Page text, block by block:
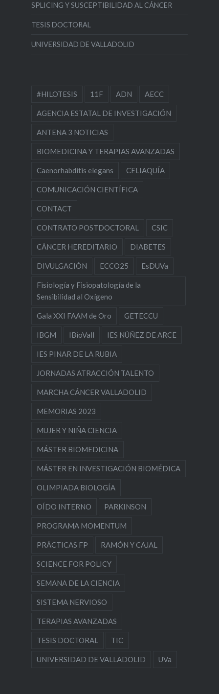
SPLICING Y SUSCEPTIBILIDAD AL CÁNCER
TESIS DOCTORAL
UNIVERSIDAD DE VALLADOLID
#HILOTESIS 11F ADN AECC
AGENCIA ESTATAL DE INVESTIGACIÓN
ANTENA 3 NOTICIAS
BIOMEDICINA Y TERAPIAS AVANZADAS
Caenorhabditis elegans CELIAQUÍA
COMUNICACIÓN CIENTÍFICA
CONTACT
CONTRATO POSTDOCTORAL CSIC
CÁNCER HEREDITARIO DIABETES
DIVULGACIÓN ECCO25 EsDUVa
Fisiología y Fisiopatología de la
Sensibilidad al Oxígeno
Gala XXI FAAM de Oro GETECCU
IBGM IBioVall IES NÚÑEZ DE ARCE
IES PINAR DE LA RUBIA
JORNADAS ATRACCIÓN TALENTO
MARCHA CÁNCER VALLADOLID
MEMORIAS 2023
MUJER Y NIÑA CIENCIA
MÁSTER BIOMEDICINA
MÁSTER EN INVESTIGACIÓN BIOMÉDICA
OLIMPIADA BIOLOGÍA
OÍDO INTERNO PARKINSON
PROGRAMA MOMENTUM
PRÁCTICAS FP RAMÓN Y CAJAL
SCIENCE FOR POLICY
SEMANA DE LA CIENCIA
SISTEMA NERVIOSO
TERAPIAS AVANZADAS
TESIS DOCTORAL TIC
UNIVERSIDAD DE VALLADOLID UVa